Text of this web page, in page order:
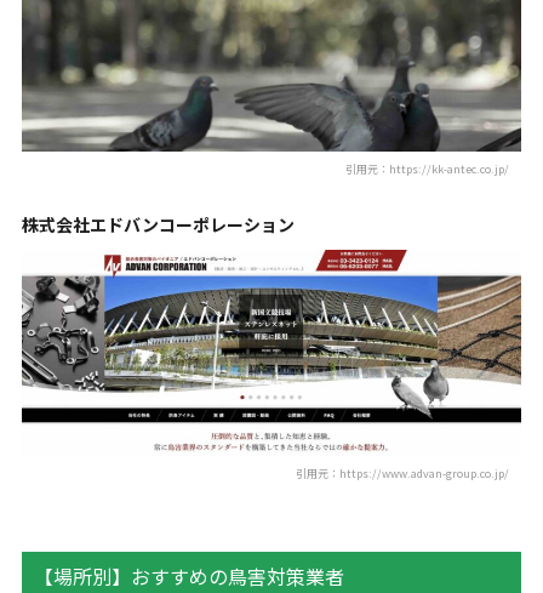
引用元：https://kk-antec.co.jp/
株式会社エドバンコーポレーション
引用元：https://www.advan-group.co.jp/
【場所別】おすすめの鳥害対策業者